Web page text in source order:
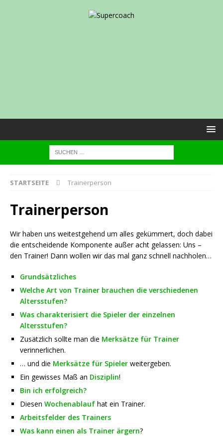
STARTSEITE Trainerperson
Trainerperson
Wir haben uns weitestgehend um alles gekümmert, doch dabei
die entscheidende Komponente außer acht gelassen: Uns –
den Trainer! Dann wollen wir das mal ganz schnell nachholen…
Grundsätzliches
Welche Art von Trainer brauchen die verschiedenen
Altersstufen?
Was charakterisiert die Spieler der einzelnen
Altersstufen?
Zusätzlich sollte man die Merksätze für Trainer
verinnerlichen.
… und die Merksätze für Spieler weitergeben.
Ein gewisses Maß an Disziplin!
Bin ich erfolgreich?
Diesen Wochenablauf hat ein Trainer.
Arbeitsfelder des Trainers
Was kann einen als Trainer ärgern?